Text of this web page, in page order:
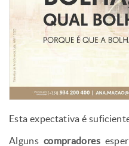
Esta expectativa é
Alguns compradores